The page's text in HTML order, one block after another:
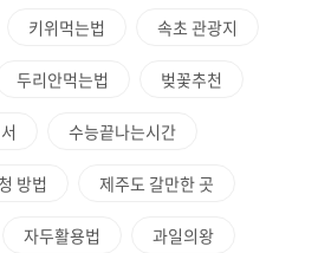
키위먹는법 속초 관광지
두리안먹는법 벚꽃추천
수능끝나는시간
방법 제주도 갈만한 곳
자두활용법 과일의왕